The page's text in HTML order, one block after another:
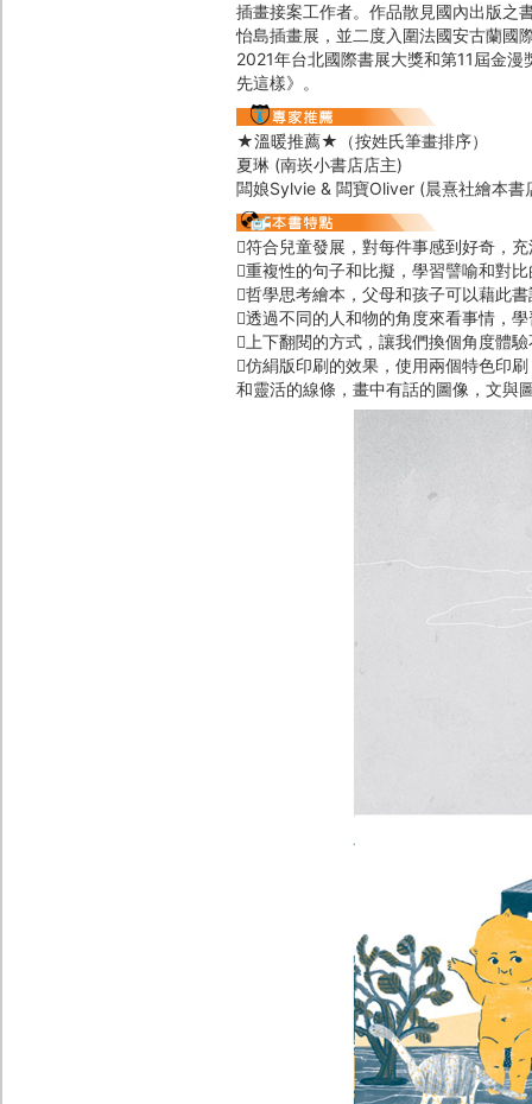
插畫接案工作者。作品散見國內出版之
怡島插畫展，並二度入圍法國安古蘭國
2021年台北國際書展大獎和第11屆金
先這樣》。
★溫暖推薦★（按姓氏筆畫排序）
夏琳 (南崁小書店店主)
闆娘Sylvie & 闆寶Oliver (晨熹社繪本書
符合兒童發展，對每件事感到好奇，
重複性的句子和比擬，學習譬喻和對
哲學思考繪本，父母和孩子可以藉此
透過不同的人和物的角度來看事情，
上下翻閱的方式，讓我們換個角度體
仿絹版印刷的效果，使用兩個特色印
和靈活的線條，畫中有話的圖像，文與